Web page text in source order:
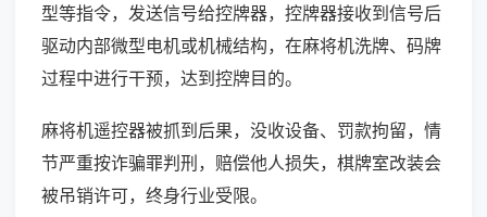
型等指令，发送信号给控牌器，控牌器接收到信号后
驱动内部微型电机或机械结构，在麻将机洗牌、码牌
过程中进行干预，达到控牌目的。
麻将机遥控器被抓到后果，没收设备、罚款拘留，情
节严重按诈骗罪判刑，赔偿他人损失，棋牌室改装会
被吊销许可，终身行业受限。